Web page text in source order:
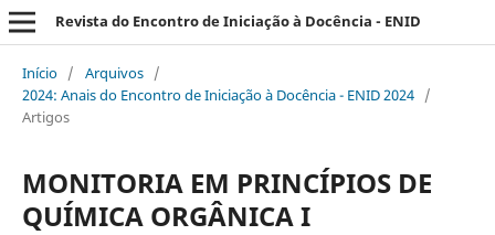
Revista do Encontro de Iniciação à Docência - ENID
Início / Arquivos /
2024: Anais do Encontro de Iniciação à Docência - ENID 2024 /
Artigos
MONITORIA EM PRINCÍPIOS DE
QUÍMICA ORGÂNICA I